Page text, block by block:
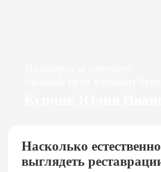
Насколько
выглядеть